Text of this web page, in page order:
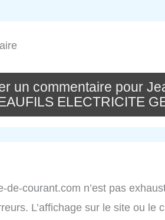
un commentaire pour
ELECTRICITE
de-courant.com n’est pas
L’affichage sur le site ou le